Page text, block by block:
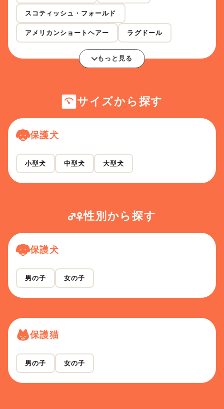
スコティッシュ・フォールド
アメリカンショートヘアー ラグドール
もっと見る
サイズから探す
保護犬
小型犬 中型犬 大型犬
性別から探す
保護犬
男の子 女の子
保護猫
男の子 女の子